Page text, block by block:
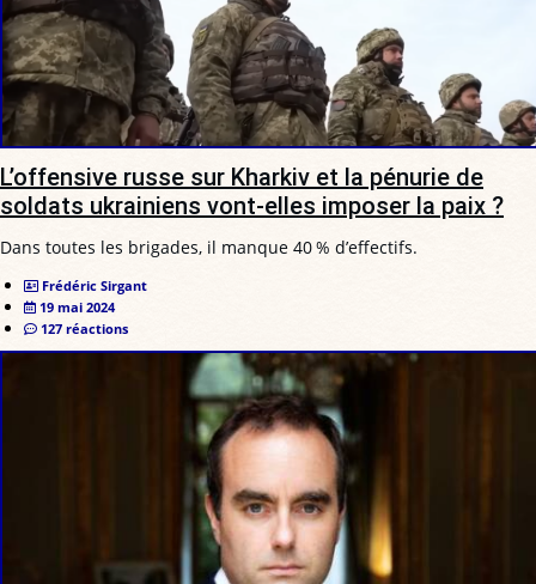
L’offensive russe sur Kharkiv et la pénurie de
soldats ukrainiens vont-elles imposer la paix ?
Dans toutes les brigades, il manque 40 % d’effectifs.
Frédéric Sirgant
19 mai 2024
127 réactions